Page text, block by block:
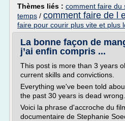
Thèmes liés : comment faire du
temps / comment faire de l
faire pour courir plus vite et plus
La bonne façon de
j’ai enfin compris ...
This post is more than 3 years
current skills and convictions.
Everything we've been told
the past 30 years is dead wrong.
Voici la phrase d'accroche du
documentaire de Stephanie